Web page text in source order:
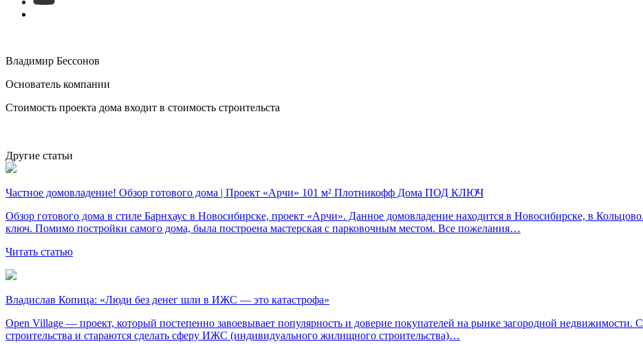
Владимир Бессонов
Основатель компании
Стоимость проекта дома входит в стоимость строительста
Другие статьи
Частное домовладение! Обзор готового дома | Проект «Арчи» 101 м² Плотникофф Дома ПОД КЛЮЧ
Обзор готового дома в стиле Барнхаус в Новосибирске, проект «Арчи». Данное домовладение находится в Новосибирске, в
ключ. Помимо постройки самого дома, была построена мастерская с парковочным местом. Все пожелания…
Читать статью
Владислав Копица: «Люди без денег шли в ИЖС — это катастрофа»
Open Village — проект, который постепенно завоевывает популярность и доверие покупателей на рынке загородной недвижимости.
строительства и стараются сделать сферу ИЖС (индивидуального жилищного строительства)…